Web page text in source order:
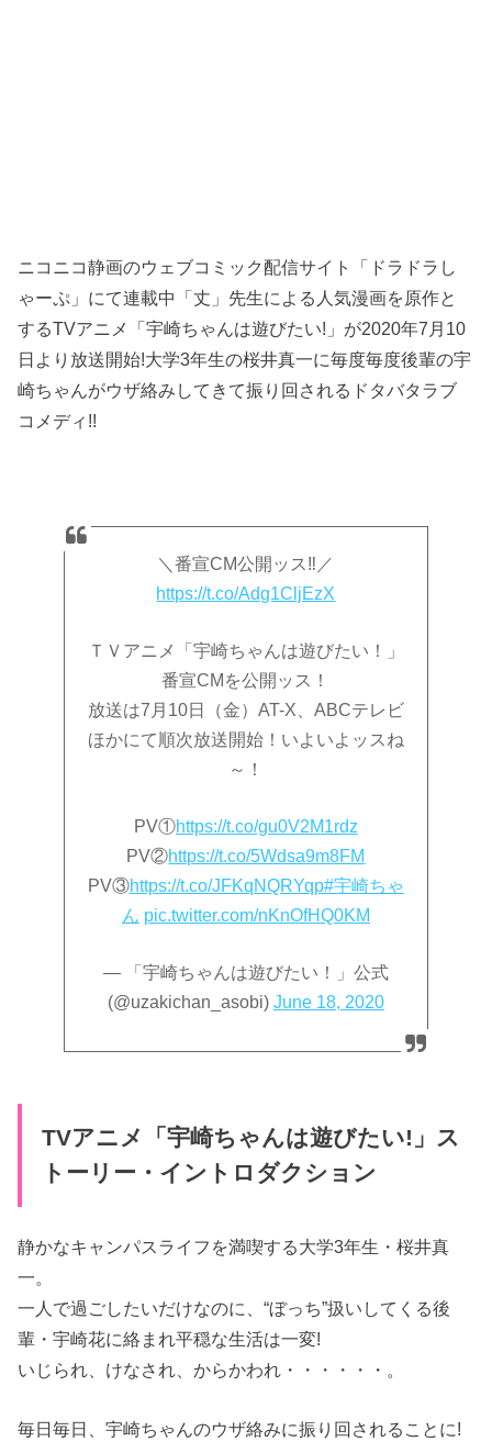
ニコニコ静画のウェブコミック配信サイト「ドラドラし
ゃーぷ」にて連載中「丈」先生による人気漫画を原作と
するTVアニメ「宇崎ちゃんは遊びたい!」が2020年7月10
日より放送開始!大学3年生の桜井真一に毎度毎度後輩の宇
崎ちゃんがウザ絡みしてきて振り回されるドタバタラブ
コメディ!!
＼番宣CM公開ッス‼／
https://t.co/Adg1CljEzX
ＴＶアニメ「宇崎ちゃんは遊びたい！」
番宣CMを公開ッス！
放送は7月10日（金）AT-X、ABCテレビ
ほかにて順次放送開始！いよいよッスね
～！
PV①https://t.co/gu0V2M1rdz
PV②https://t.co/5Wdsa9m8FM
PV③https://t.co/JFKqNQRYqp#宇崎ちゃ
ん pic.twitter.com/nKnOfHQ0KM
— 「宇崎ちゃんは遊びたい！」公式
(@uzakichan_asobi) June 18, 2020
TVアニメ「宇崎ちゃんは遊びたい!」ス
トーリー・イントロダクション
静かなキャンパスライフを満喫する大学3年生・桜井真
一。
一人で過ごしたいだけなのに、“ぼっち”扱いしてくる後
輩・宇崎花に絡まれ平穏な生活は一変!
いじられ、けなされ、からかわれ・・・・・・。
毎日毎日、宇崎ちゃんのウザ絡みに振り回されることに!